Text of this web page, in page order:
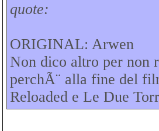
quote:
ORIGINAL: Arwen
Non dico altro per non
perchÃ¨ alla fine del
Reloaded e Le Due